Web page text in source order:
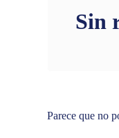
Sin
Parece que no